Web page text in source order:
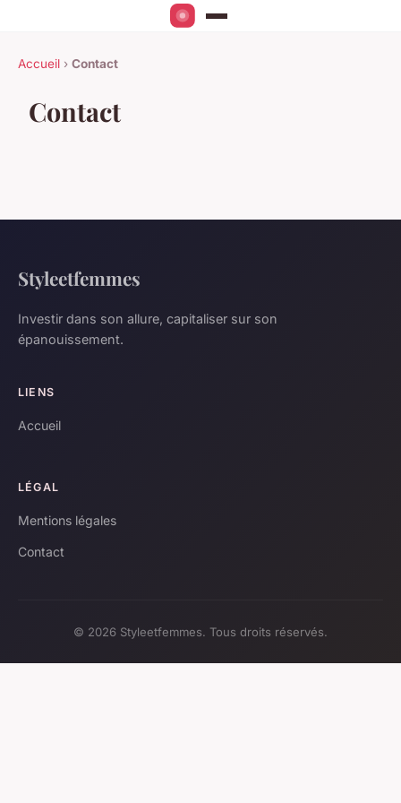
Accueil › Contact
Contact
Styleetfemmes
Investir dans son allure, capitaliser sur son
épanouissement.
LIENS
Accueil
LÉGAL
Mentions légales
Contact
© 2026 Styleetfemmes. Tous droits réservés.